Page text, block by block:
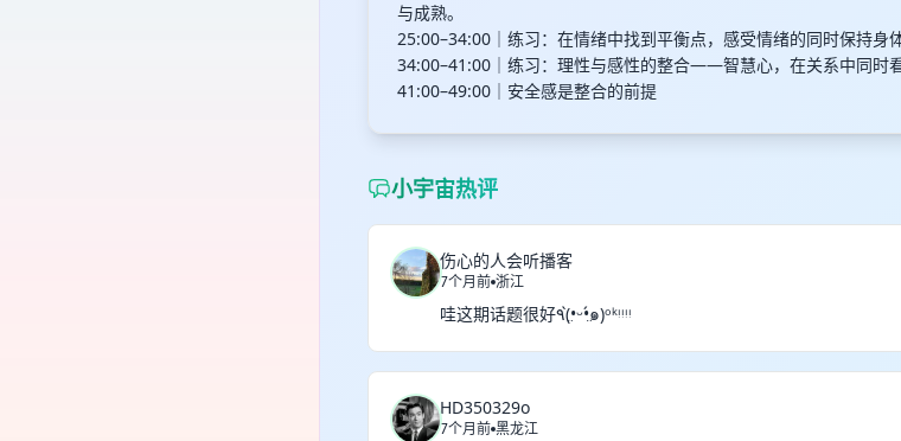
与成熟。
25:00–34:00｜练习：在情绪中找到平衡点，感受情绪的同时保持身
34:00–41:00｜练习：理性与感性的整合——智慧心，在关系中同时
41:00–49:00｜安全感是整合的前提
小宇宙热评
伤心的人会听播客
7个月前 浙江
哇这期话题很好٩(•̤̀ᵕ•̤́๑)ᵒᵏᵎᵎᵎᵎ
HD350329o
7个月前 黑龙江